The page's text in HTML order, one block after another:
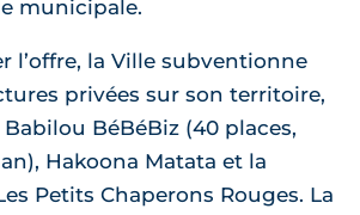
municipale.
l’offre, la Ville subventionne
privées sur son territoire,
BéBéBiz (40 places,
Hakoona Matata et la
Petits Chaperons Rouges. La